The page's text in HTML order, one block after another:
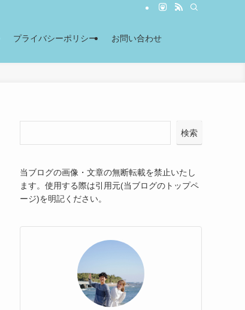
プライバシーポリシー お問い合わせ
検索
当ブログの画像・文章の無断転載を禁止いたし
ます。使用する際は引用元(当ブログのトップペ
ージ)を明記ください。